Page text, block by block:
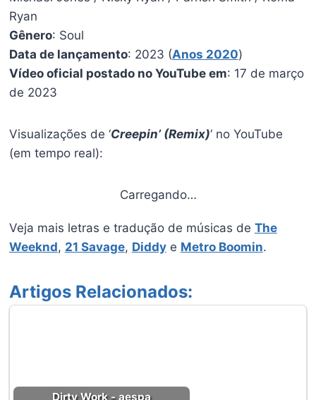
Ryan
Gênero: Soul
Data de lançamento: 2023 (Anos 2020)
Vídeo oficial postado no YouTube em: 17 de março
de 2023
Visualizações de ‘Creepin’ (Remix)‘ no YouTube
(em tempo real):
Carregando…
Veja mais letras e tradução de músicas de The
Weeknd, 21 Savage, Diddye Metro Boomin.
Artigos Relacionados:
Dirty Work - aespa